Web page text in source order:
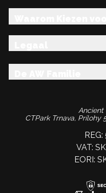
Ancient
CTPark Trnava, Prílohy
VAT:
EORI: